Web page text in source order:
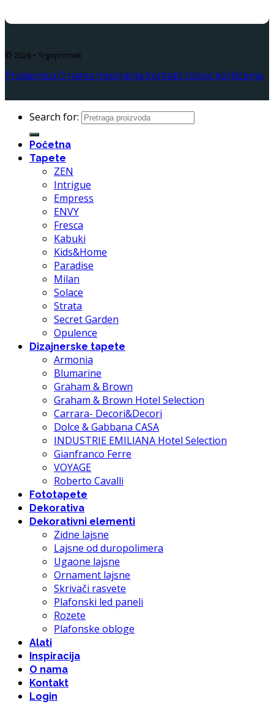
© 2026 • Trgopromet
Prodavnica O nama Inspiracija Kontakt Uslovi korišćenja
Search for:
Početna
Tapete
ZEN
Intrigue
Empress
ENVY
Fresca
Kabuki
Kids&Home
Paradise
Milan
Solace
Strata
Secret Garden
Opulence
Dizajnerske tapete
Armonia
Blumarine
Graham & Brown
Graham & Brown Hotel Selection
Carrara- Decori&Decori
Dolce & Gabbana CASA
INDUSTRIE EMILIANA Hotel Selection
Gianfranco Ferre
VOYAGE
Roberto Cavalli
Fototapete
Dekorativa
Dekorativni elementi
Zidne lajsne
Lajsne od duropolimera
Ugaone lajsne
Ornament lajsne
Skrivači rasvete
Plafonski led paneli
Rozete
Plafonske obloge
Alati
Inspiracija
O nama
Kontakt
Login